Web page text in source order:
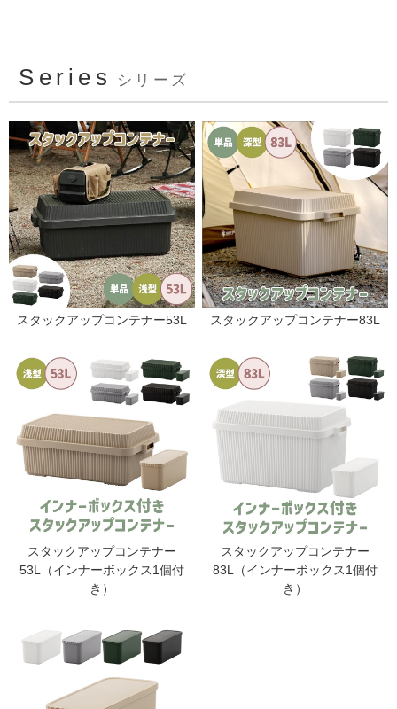
Series シリーズ
スタックアップコンテナー53L スタックアップコンテナー83L
スタックアップコンテナー
53L（インナーボックス1個付
き）
スタックアップコンテナー
83L（インナーボックス1個付
き）